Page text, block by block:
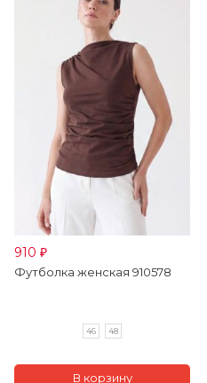
910 ₽
Футболка женская 910578
46 48